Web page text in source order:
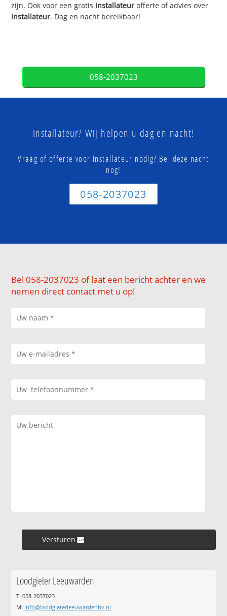
zijn. Ook voor een gratis installateur offerte of advies over
installateur. Dag en nacht bereikbaar!
058-2037023
Installateur? Wij helpen u dag en nacht!
Vraag of offerte voor installateur nodig? Bel deze nacht
nog!
058-2037023
Bel 058-2037023 of laat een bericht achter en we
nemen direct contact met u op!
Versturen »
Loodgieter Leeuwarden
T: 058-2037023
M: info@loodgieterleeuwardenbv.nl